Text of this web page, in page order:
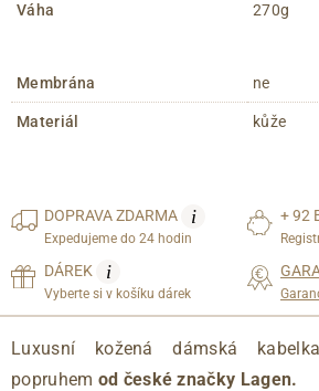
Váha 270g
Membrána ne
Materiál kůže
DOPRAVAZDARMA i
Expedujeme do 24 hodin
+ 92
DÁREK i
Vyberte si v košíku dárek
Luxusní kožená dámská
popruhem od české značky Lagen.